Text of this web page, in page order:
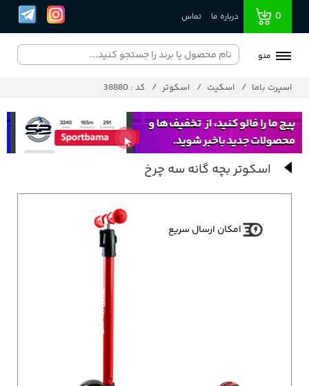
0 درباره ما تماس
منو
اسپرت باما اسکیت اسکوتر کد : 38880
اسکوتر بچه گانه سه چرخ
امکان ارسال سریع